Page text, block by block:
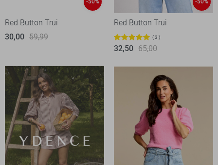
-50%
Red Button Trui
30,00 59,99
-50%
Red Button Trui
3
32,50 65,00